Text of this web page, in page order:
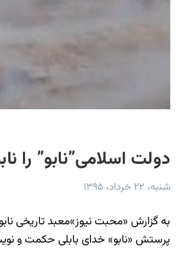
دولت اسلامی”نابو” را
شنبه، ۲۲ خرداد، ۱۳۹۵
پرستش «نابو» خدای بابلی حکمت و